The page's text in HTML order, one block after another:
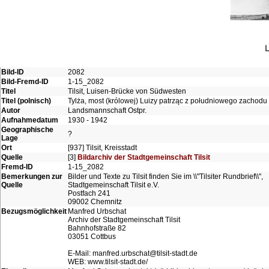
Bild-ID
2082
Bild-Fremd-ID
1-15_2082
Titel
Tilsit, Luisen-Brücke von Südwesten
Titel (polnisch)
Tylża, most (królowej) Luizy patrząc z południowego zachodu
Autor
Landsmannschaft Ostpr.
Aufnahmedatum
1930 - 1942
Geographische
Lage
?
Ort
[937] Tilsit, Kreisstadt
Quelle
[3] Bildarchiv der Stadtgemeinschaft Tilsit
Fremd-ID
1-15_2082
Bemerkungen zur
Quelle
Bilder und Texte zu Tilsit finden Sie im \\"Tilsiter Rundbrief\\",
Stadtgemeinschaft Tilsit e.V.
Postfach 241
09002 Chemnitz
Bezugsmöglichkeit Manfred Urbschat
Archiv der Stadtgemeinschaft Tilsit
Bahnhofstraße 82
03051 Cottbus
E-Mail: manfred.urbschat@tilsit-stadt.de
WEB: www.tilsit-stadt.de/